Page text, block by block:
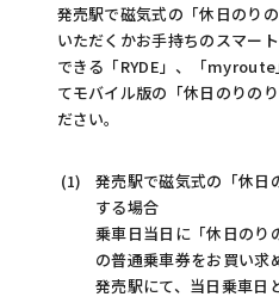
発売駅で磁気式の「休日のり
いただくかお手持ちのスマー
できる「RYDE」、「
てモバイル版の「休日のりの
ださい。
発売駅で磁気式の「休日
する場合
乗車日当日に「休日のり
の普通乗車券をお買い求
発売駅にて、当日乗車日